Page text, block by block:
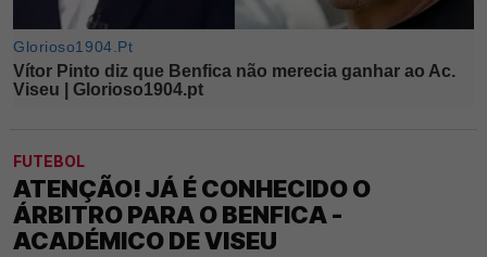
FUTEBOL
ATENÇÃO! JÁ É CONHECIDO O
ÁRBITRO PARA O BENFICA -
ACADÉMICO DE VISEU